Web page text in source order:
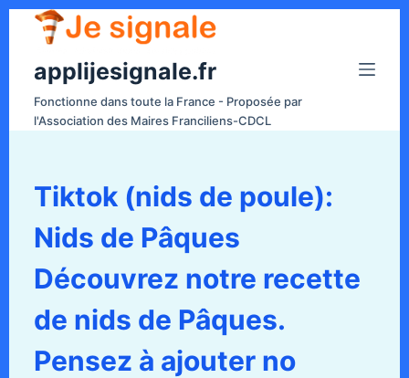
applijesignale.fr
Fonctionne dans toute la France - Proposée par
l'Association des Maires Franciliens-CDCL
Tiktok (nids de poule):
Nids de Pâques
Découvrez notre recette
de nids de Pâques.
Pensez à ajouter no